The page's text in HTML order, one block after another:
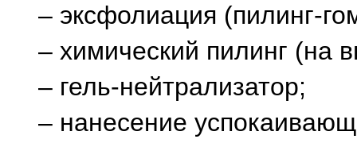
– эксфолиация (пилинг-
– химический пилинг (на
– гель-нейтрализатор;
– нанесение